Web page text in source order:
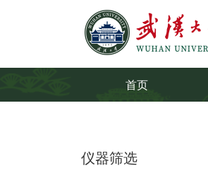
首页
仪器筛选